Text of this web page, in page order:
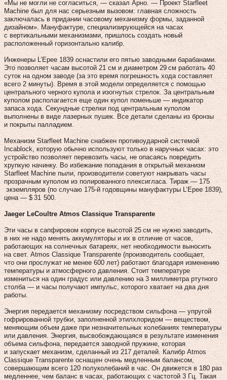
«Мы не могли не согласиться, — сказал Арно. — Проект Starfleet
Machine был для нас серьезным вызовом: главная сложность
заключалась в придании часовому механизму формы, заданной
дизайном». Мануфактуре, специализирующейся на часах
с вертикальными механизмами, пришлось создать новый
расположенный горизонтально калибр.
Инженеры L’Еpеe 1839 оснастили его пятью заводными барабанами.
Это позволяет часам высотой 21 см и диаметром 29 см работать 40
суток на одном заводе (за это время погрешность хода составляет
всего 2 минуты). Время в этой модели определяется с помощью
центрального черного купола и изогнутых стрелок. За центральным
куполом располагается еще один купол поменьше — индикатор
запаса хода. Секундные стрелки под центральным куполом
выполнены в виде лазерных пушек. Все детали сделаны из бронзы
и покрыты палладием.
Механизм Starfleet Machine снабжен противоударной системой
Incablock, которую обычно используют только в наручных часах: это
устройство позволяет перевозить часы, не опасаясь повредить
хрупкую начинку. Во избежание попадания в открытый механизм
Starfleet Machine пыли, производители советуют накрывать часы
прозрачным куполом из полированного плексигласа. Тираж — 175
экземпляров (по случаю 175‑й годовщины мануфактуры L’Еpеe 1839),
цена — $ 31 500.
Jaeger LeCoultre Atmos Classique Transparente
Эти часы в сапфировом корпусе высотой 25 см не нужно заводить,
в них не надо менять аккумуляторы и их в отличие от часов,
работающих на солнечных батареях, нет необходимости выносить
на свет. Atmos Classique Transparente (производитель сообщает,
что они прослужат не менее 600 лет) работают благодаря изменению
температуры и атмосферного давления. Стоит температуре
измениться на один градус или давлению на 3 миллиметра ртутного
столба — и часы получают импульс, которого хватает на два дня
работы.
Энергия передается механизму посредством сильфона — упругой
гофрированной трубки, заполненной этилхлоридом — веществом,
меняющим объем даже при незначительных колебаниях температуры
или давления. Энергия, высвобождающаяся в результате изменения
объема сильфона, передается заводной пружине, которая
и запускает механизм, сделанный из 217 деталей. Калибр Atmos
Classique Transparente оснащен очень медленным балансом,
совершающим всего 120 полуколебаний в час. Он движется в 180 раз
медленнее, чем баланс в часах, работающих с частотой 3 Гц. Такая